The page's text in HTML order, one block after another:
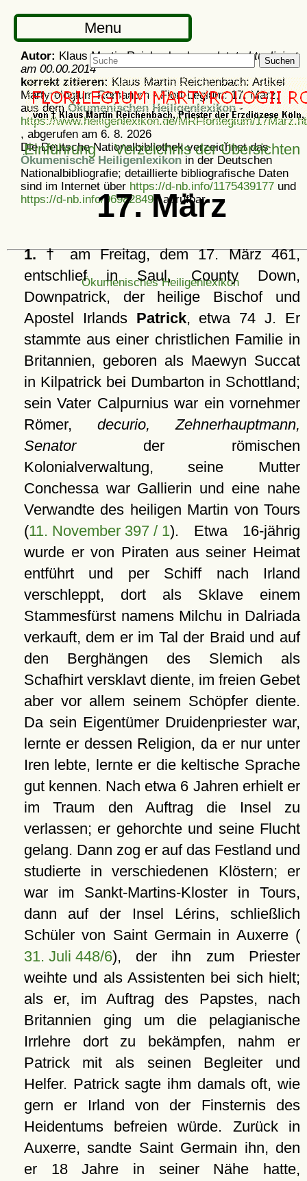
Menu
Suchen
Einführung Verzeichnis der Übersichten
17. März
1.† am Freitag, dem 17. März 461,
entschlief in Saul, County Down,
Downpatrick, der heilige Bischof und
Apostel Irlands Patrick, etwa 74 J. Er
stammte aus einer christlichen Familie in
Britannien, geboren als Maewyn Succat
in Kilpatrick bei Dumbarton in Schottland;
sein Vater Calpurnius war ein vornehmer
Römer, decurio, Zehnerhauptmann,
Senatorder römischen
Kolonialverwaltung, seine Mutter
Conchessa war Gallierin und eine nahe
Verwandte des heiligen Martin von Tours
(11. November 397 / 1). Etwa 16-jährig
wurde er von Piraten aus seiner Heimat
entführt und per Schiff nach Irland
verschleppt, dort als Sklave einem
Stammesfürst namens Milchu in Dalriada
verkauft, dem er im Tal der Braid und auf
den Berghängen des Slemich als
Schafhirt versklavt diente, im freien Gebet
aber vor allem seinem Schöpfer diente.
Da sein Eigentümer Druidenpriester war,
lernte er dessen Religion, da er nur unter
Iren lebte, lernte er die keltische Sprache
gut kennen. Nach etwa 6 Jahren erhielt er
im Traum den Auftrag die Insel zu
verlassen; er gehorchte und seine Flucht
gelang. Dann zog er auf das Festland und
studierte in verschiedenen Klöstern; er
war im Sankt-Martins-Kloster in Tours,
dann auf der Insel Lérins, schließlich
Schüler von Saint Germain in Auxerre (
31. Juli 448/6), der ihn zum Priester
weihte und als Assistenten bei sich hielt;
als er, im Auftrag des Papstes, nach
Britannien ging um die pelagianische
Irrlehre dort zu bekämpfen, nahm er
Patrick mit als seinen Begleiter und
Helfer. Patrick sagte ihm damals oft, wie
gern er Irland von der Finsternis des
Heidentums befreien würde. Zurück in
Auxerre, sandte Saint Germain ihn, den
er 18 Jahre in seiner Nähe hatte,
Autor: Klaus Martin Reichenbach -zuletzt aktualisiert
am 00.00.2014
korrekt zitieren:Klaus Martin Reichenbach: Artikel
Martyrologium Romanum - Flori-Legium: 17. März,
aus demÖkumenischen Heiligenlexikon-
https://www.heiligenlexikon.de/MRFlorilegium/
, abgerufen am 6. 8. 2026
Die Deutsche Nationalbibliothek verzeichnet das
Ökumenische Heiligenlexikon in der Deutschen
Nationalbibliografie; detaillierte bibliografische Daten
sind im Internet über https://d-nb.info/1175439177 und
https://d-nb.info/969828497abrufbar.
Ökumenisches Heiligenlexikon